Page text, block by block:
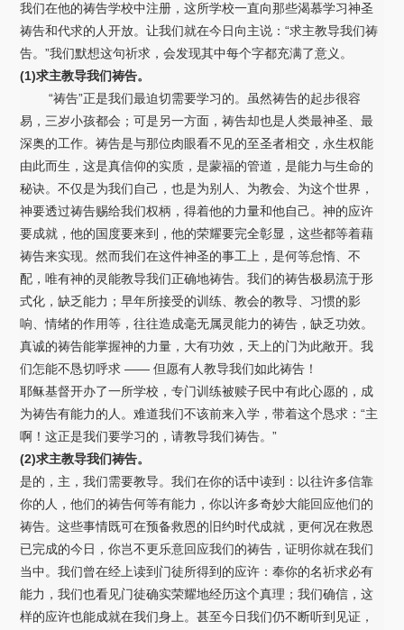
我们在他的祷告学校中注册，这所学校一直向那些渴慕学习神圣
祷告和代求的人开放。让我们就在今日向主说：“求主教导我们祷
告。”我们默想这句祈求，会发现其中每个字都充满了意义。
(1)求主教导我们祷告。
“祷告”正是我们最迫切需要学习的。虽然祷告的起步很容
易，三岁小孩都会；可是另一方面，祷告却也是人类最神圣、最
深奥的工作。祷告是与那位肉眼看不见的至圣者相交，永生权能
由此而生，这是真信仰的实质，是蒙福的管道，是能力与生命的
秘诀。不仅是为我们自己，也是为别人、为教会、为这个世界，
神要透过祷告赐给我们权柄，得着他的力量和他自己。神的应许
要成就，他的国度要来到，他的荣耀要完全彰显，这些都等着藉
祷告来实现。然而我们在这件神圣的事工上，是何等怠惰、不
配，唯有神的灵能教导我们正确地祷告。我们的祷告极易流于形
式化，缺乏能力；早年所接受的训练、教会的教导、习惯的影
响、情绪的作用等，往往造成毫无属灵能力的祷告，缺乏功效。
真诚的祷告能掌握神的力量，大有功效，天上的门为此敞开。我
们怎能不恳切呼求 —— 但愿有人教导我们如此祷告！
耶稣基督开办了一所学校，专门训练被赎子民中有此心愿的，成
为祷告有能力的人。难道我们不该前来入学，带着这个恳求：“主
啊！这正是我们要学习的，请教导我们祷告。”
(2)求主教导我们祷告。
是的，主，我们需要教导。我们在你的话中读到：以往许多信靠
你的人，他们的祷告何等有能力，你以许多奇妙大能回应他们的
祷告。这些事情既可在预备救恩的旧约时代成就，更何况在救恩
已完成的今日，你岂不更乐意回应我们的祷告，证明你就在我们
当中。我们曾在经上读到门徒所得到的应许：奉你的名祈求必有
能力，我们也看见门徒确实荣耀地经历这个真理；我们确信，这
样的应许也能成就在我们身上。甚至今日我们仍不断听到见证，